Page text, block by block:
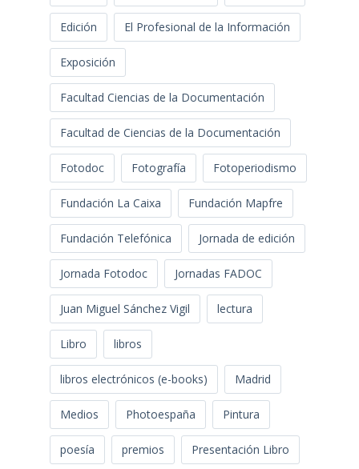
Edición El Profesional de la Información
Exposición
Facultad Ciencias de la Documentación
Facultad de Ciencias de la Documentación
Fotodoc Fotografía Fotoperiodismo
Fundación La Caixa Fundación Mapfre
Fundación Telefónica Jornada de edición
Jornada Fotodoc Jornadas FADOC
Juan Miguel Sánchez Vigil lectura
Libro libros
libros electrónicos (e-books) Madrid
Medios Photoespaña Pintura
poesía premios Presentación Libro